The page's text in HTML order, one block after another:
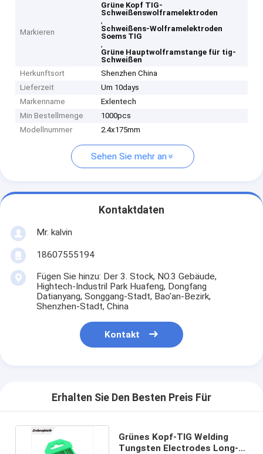
Markieren
Grüne Kopf TIG-
Schweißenswolframelektroden
,
Schweißens-Wolframelektroden
Soems TIG
,
Grüne Hauptwolframstange für tig-
Schweißen
Herkunftsort
Shenzhen China
Lieferzeit
Um 10days
Markenname
Exlentech
Min Bestellmenge
1000pcs
Modellnummer
2.4x175mm
Sehen Sie mehr an
Kontaktdaten
Mr. kalvin
18607555194
Fügen Sie hinzu: Der 3. Stock, NO.3 Gebäude,
Hightech-Industril Park Huafeng, Dongfang
Datianyang, Songgang-Stadt, Bao'an-Bezirk,
Shenzhen-Stadt, China
Kontakt
Erhalten Sie Den Besten Preis Für
Grünes Kopf-TIG Welding
Tungsten Electrodes Long-